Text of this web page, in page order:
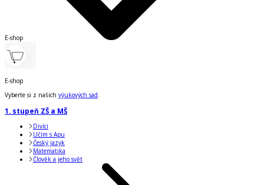
E-shop
E-shop
Vyberte si z našich výukových sad.
1. stupeň ZŠ a MŠ
Divíci
Učím s Apu
Český jazyk
Matematika
Člověk a jeho svět